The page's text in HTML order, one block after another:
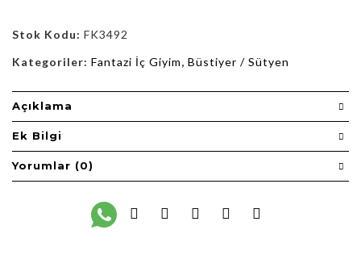
Stok Kodu: FK3492
Kategoriler: Fantazi İç Giyim, Büstiyer / Sütyen
Açıklama
Ek Bilgi
Yorumlar (0)